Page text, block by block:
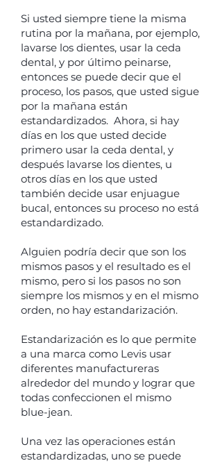
Si usted siempre tiene la misma
rutina por la mañana, por ejemplo,
lavarse los dientes, usar la ceda
dental, y por último peinarse,
entonces se puede decir que el
proceso, los pasos, que usted sigue
por la mañana están
estandardizados. Ahora, si hay
días en los que usted decide
primero usar la ceda dental, y
después lavarse los dientes, u
otros días en los que usted
también decide usar enjuague
bucal, entonces su proceso no está
estandardizado.
Alguien podría decir que son los
mismos pasos y el resultado es el
mismo, pero si los pasos no son
siempre los mismos y en el mismo
orden, no hay estandarización.
Estandarización es lo que permite
a una marca como Levis usar
diferentes manufactureras
alrededor del mundo y lograr que
todas confeccionen el mismo
blue-jean.
Una vez las operaciones están
estandardizadas, uno se puede